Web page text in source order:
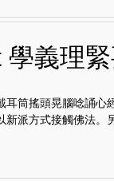
義理
耳筒搖頭晃腦唸誦心
派方式接觸佛法。